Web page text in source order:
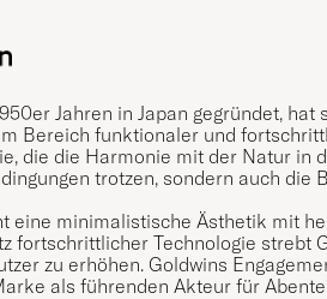
Jahren in Japan gegründet,
Bereich funktionaler und
die die Harmonie mit der Natur in
trotzen, sondern auch die
eine minimalistische Ästhetik mit
fortschrittlicher Technologie strebt
zu erhöhen. Goldwins
als führenden Akteur für